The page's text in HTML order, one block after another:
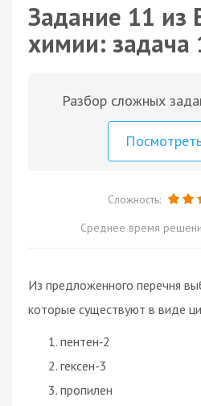
Задание 11 из
химии: задача
Разбор сложных
Сложность:
Среднее время
Из предложенного перечня
которые существуют в виде
пентен‑2
гексен-3
пропилен